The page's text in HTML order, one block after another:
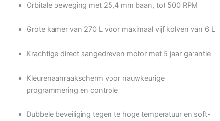
Orbitale beweging met 25,4 mm baan, tot 500 RPM
Grote kamer van 270 L voor maximaal vijf kolven van 6 L
Krachtige direct aangedreven motor met 5 jaar garantie
Kleurenaanraakscherm voor nauwkeurige
programmering en controle
Dubbele beveiliging tegen te hoge temperatuur en soft-